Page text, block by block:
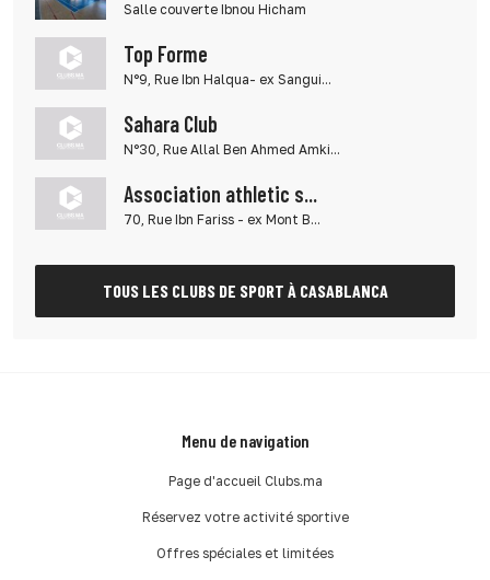
Salle couverte Ibnou Hicham
Top Forme
N°9, Rue Ibn Halqua- ex Sangui...
Sahara Club
N°30, Rue Allal Ben Ahmed Amki...
Association athletic s...
70, Rue Ibn Fariss - ex Mont B...
TOUS LES CLUBS DE SPORT À CASABLANCA
Menu de navigation
Page d'accueil Clubs.ma
Réservez votre activité sportive
Offres spéciales et limitées